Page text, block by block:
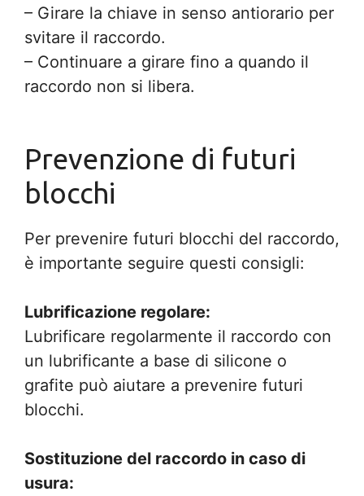
– Girare la chiave in senso antiorario per
svitare il raccordo.
– Continuare a girare fino a quando il
raccordo non si libera.
Prevenzione di futuri
blocchi
Per prevenire futuri blocchi del raccordo,
è importante seguire questi consigli:
Lubrificazione regolare:
Lubrificare regolarmente il raccordo con
un lubrificante a base di silicone o
grafite può aiutare a prevenire futuri
blocchi.
Sostituzione del raccordo in caso di
usura: